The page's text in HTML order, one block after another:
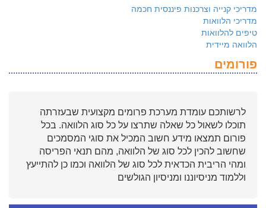
מדריכי קנייה וצרכנות פיננסית חכמה
מדריכי הלוואות
טיפים להלוואות
הלוואה מיידית
פורומים
לרשותכם עומדת מערכת פרומים מקצועית שבעזרתה
תוכלו לשאול כל שאלה שתרצו על כל סוג הלוואה. בכל
פורום תמצאו מידע חשוב המכיל את סוגי המסמכים
שחשוב להכין לכל סוג של הלוואה, מהם תנאי הפריסה
ומהי הריבית הכדאית לכל סוג של הלוואה וכמו כן להתייעץ
וללמוד מניסיוננו ומניסיון הגולשים